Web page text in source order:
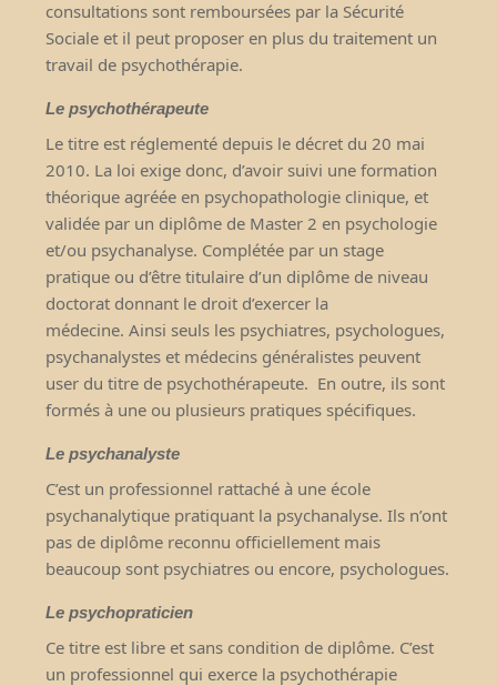
consultations sont remboursées par la Sécurité
Sociale et il peut proposer en plus du traitement un
travail de psychothérapie.
Le psychothérapeute
Le titre est réglementé depuis le décret du 20 mai
2010. La loi exige donc, d’avoir suivi une formation
théorique agréée en psychopathologie clinique, et
validée par un diplôme de Master 2 en psychologie
et/ou psychanalyse. Complétée par un stage
pratique ou d’être titulaire d’un diplôme de niveau
doctorat donnant le droit d’exercer la
médecine. Ainsi seuls les psychiatres, psychologues,
psychanalystes et médecins généralistes peuvent
user du titre de psychothérapeute. En outre, ils sont
formés à une ou plusieurs pratiques spécifiques.
Le psychanalyste
C’est un professionnel rattaché à une école
psychanalytique pratiquant la psychanalyse. Ils n’ont
pas de diplôme reconnu officiellement mais
beaucoup sont psychiatres ou encore, psychologues.
Le psychopraticien
Ce titre est libre et sans condition de diplôme. C’est
un professionnel qui exerce la psychothérapie